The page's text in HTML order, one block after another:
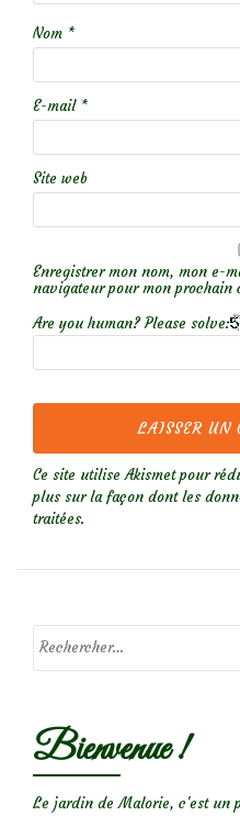
Nom *
E-mail *
Site web
Enregistrer mon nom, mon e-
navigateur pour mon prochain
Are you human? Please solve:
Ce site utilise Akismet pour
plus sur la façon dont les
traitées.
Bienvenue !
Le jardin de Malorie, c'est un